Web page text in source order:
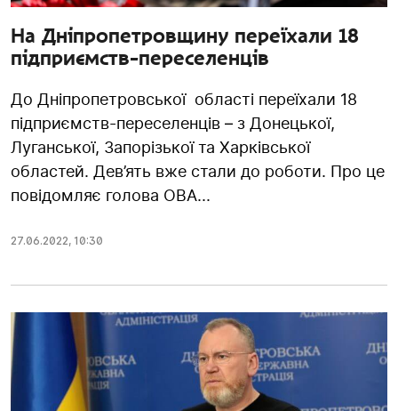
На Дніпропетровщину переїхали 18
підприємств-переселенців
До Дніпропетровської області переїхали 18
підприємств-переселенців – з Донецької,
Луганської, Запорізької та Харківської
областей. Дев’ять вже стали до роботи. Про це
повідомляє голова ОВА...
27.06.2022, 10:30